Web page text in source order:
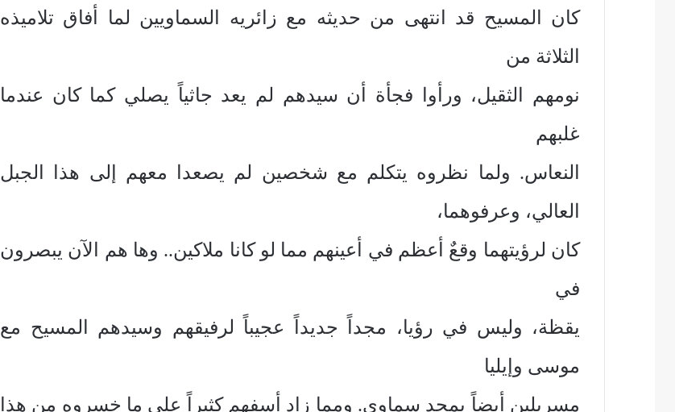
كان المسيح قد انتهى من حديثه مع زائريه السماويين لما أفاق تلاميذه
الثلاثة من
نومهم الثقيل، ورأوا فجأة أن سيدهم لم يعد جاثياً يصلي كما كان عندما
غلبهم
النعاس. ولما نظروه يتكلم مع شخصين لم يصعدا معهم إلى هذا الجبل
العالي، وعرفوهما،
كان لرؤيتهما وقعٌ أعظم في أعينهم مما لو كانا ملاكين.. وها هم الآن يبصرون
في
يقظة، وليس في رؤيا، مجداً جديداً عجيباً لرفيقهم وسيدهم المسيح مع
موسى وإيليا
مسربلين أيضاً بمجد سماوي. ومما زاد أسفهم كثيراً على ما خسروه من هذا